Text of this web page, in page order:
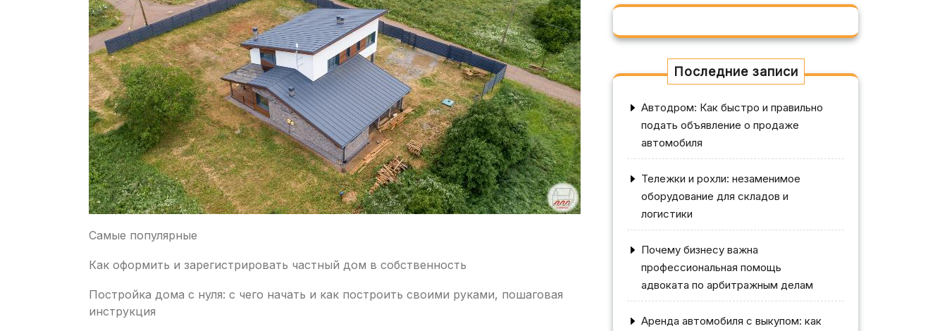
Самые популярные
Как оформить и зарегистрировать частный дом в собственность
Постройка дома с нуля: с чего начать и как построить своими руками, пошаговая
инструкция
Последние записи
Автодром: Как быстро и правильно
подать объявление о продаже
автомобиля
Тележки и рохли: незаменимое
оборудование для складов и
логистики
Почему бизнесу важна
профессиональная помощь
адвоката по арбитражным делам
Аренда автомобиля с выкупом: как